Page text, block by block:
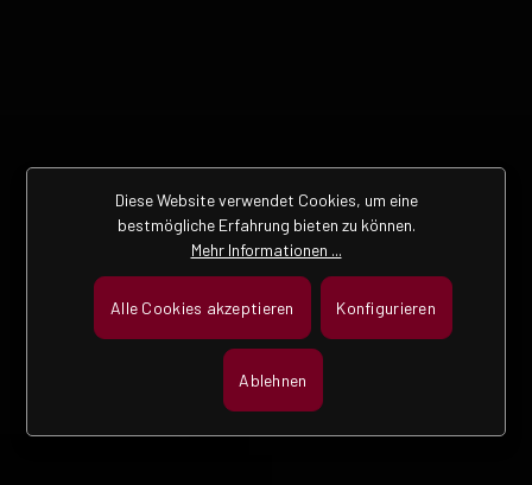
Diese Website verwendet Cookies, um eine
bestmögliche Erfahrung bieten zu können.
Mehr Informationen ...
Alle Cookies akzeptieren Konfigurieren
Ablehnen